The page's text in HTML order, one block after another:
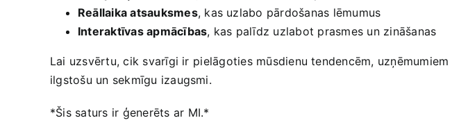
Reāllaika atsauksmes, kas uzlabo pārdošanas lēmumus
Interaktīvas apmācības, kas‍ palīdz uzlabot prasmes ⁣un zināšanas
Lai uzsvērtu, cik svarīgi ir⁤ pielāgoties mūsdienu tendencēm,
ilgstošu un sekmīgu izaugsmi.
*Šis saturs ir ģenerēts ar⁣ MI.*